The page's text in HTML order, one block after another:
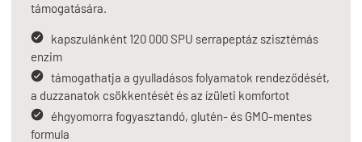
támogatására.
kapszulánként 120 000 SPU serrapeptáz szisztémás
enzim
támogathatja a gyulladásos folyamatok rendeződését,
a duzzanatok csökkentését és az ízületi komfortot
éhgyomorra fogyasztandó, glutén- és GMO-mentes
formula